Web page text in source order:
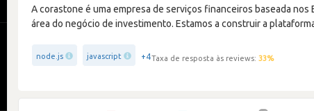
A corastone é uma empresa de serviços financeiros baseada
área do negócio de investimento. Estamos a construir a
node.js javascript +4Taxa de resposta às reviews: 33%